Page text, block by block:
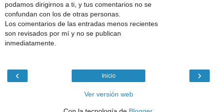
podamos dirigirnos a ti, y tus comentarios no se
confundan con los de otras personas.
Los comentarios de las entradas menos recientes
son revisados por mí y no se publican
inmediatamente.
‹ ›
Inicio
Ver versión web